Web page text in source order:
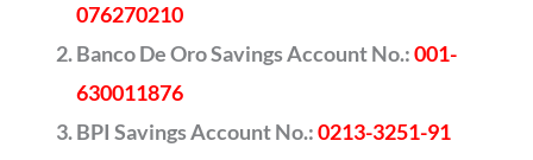
076270210
Banco De Oro Savings Account No.:001-
630011876
BPI Savings Account No.:0213-3251-91